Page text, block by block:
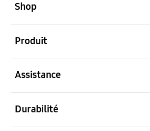
Shop
Produit
Assistance
Durabilité